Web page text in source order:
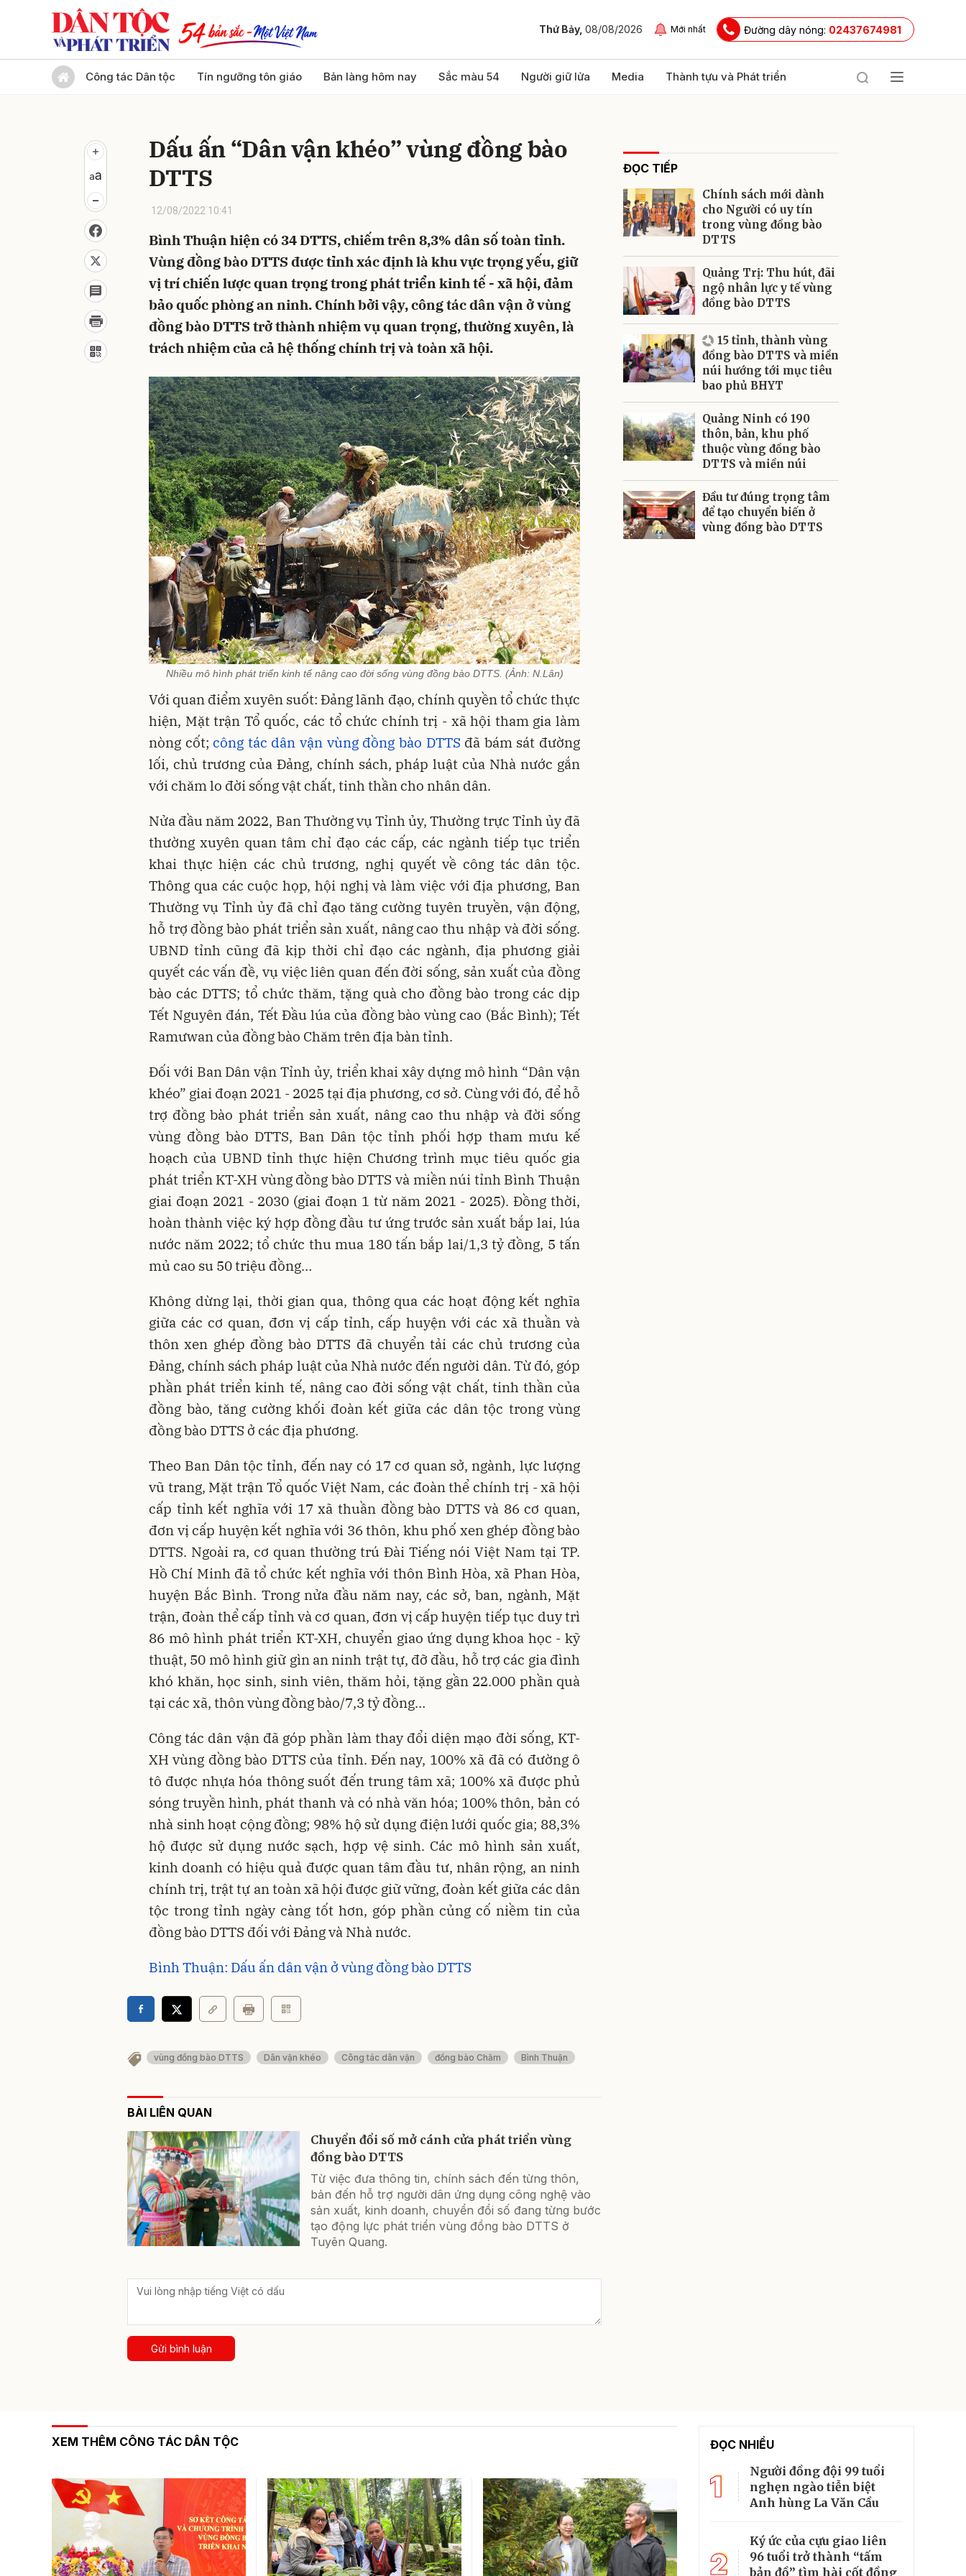
Thứ Bảy, 08/08/2026 Mới nhất Đường dây nóng: 02437674981
Công tác Dân tộc Tín ngưỡng tôn giáo Bản làng hôm nay Sắc màu 54 Người giữ lửa Media Thành tựu và Phát triển
Dấu ấn “Dân vận khéo” vùng đồng bào
DTTS
12/08/2022 10:41
Bình Thuận hiện có 34 DTTS, chiếm trên 8,3% dân số toàn tỉnh.
Vùng đồng bào DTTS được tỉnh xác định là khu vực trọng yếu, giữ
vị trí chiến lược quan trọng trong phát triển kinh tế - xã hội, đảm
bảo quốc phòng an ninh. Chính bởi vậy, công tác dân vận ở vùng
đồng bào DTTS trở thành nhiệm vụ quan trọng, thường xuyên, là
trách nhiệm của cả hệ thống chính trị và toàn xã hội.
Nhiều mô hình phát triển kinh tế nâng cao đời sống vùng đồng bào DTTS. (Ảnh: N.Lân)
Với quan điểm xuyên suốt: Đảng lãnh đạo, chính quyền tổ chức thực
hiện, Mặt trận Tổ quốc, các tổ chức chính trị - xã hội tham gia làm
nòng cốt;công tác dân vận vùng đồng bào DTTS đã bám sát đường
lối, chủ trương của Đảng, chính sách, pháp luật của Nhà nước gắn
với chăm lo đời sống vật chất, tinh thần cho nhân dân.
Nửa đầu năm 2022, Ban Thường vụ Tỉnh ủy, Thường trực Tỉnh ủy đã
thường xuyên quan tâm chỉ đạo các cấp, các ngành tiếp tục triển
khai thực hiện các chủ trương, nghị quyết về công tác dân tộc.
Thông qua các cuộc họp, hội nghị và làm việc với địa phương, Ban
Thường vụ Tỉnh ủy đã chỉ đạo tăng cường tuyên truyền, vận động,
hỗ trợ đồng bào phát triển sản xuất, nâng cao thu nhập và đời sống.
UBND tỉnh cũng đã kịp thời chỉ đạo các ngành, địa phương giải
quyết các vấn đề, vụ việc liên quan đến đời sống, sản xuất của đồng
bào các DTTS; tổ chức thăm, tặng quà cho đồng bào trong các dịp
Tết Nguyên đán, Tết Đầu lúa của đồng bào vùng cao (Bắc Bình); Tết
Ramưwan của đồng bào Chăm trên địa bàn tỉnh.
Đối với Ban Dân vận Tỉnh ủy, triển khai xây dựng mô hình “Dân vận
khéo” giai đoạn 2021 - 2025 tại địa phương, cơ sở. Cùng với đó, để hỗ
trợ đồng bào phát triển sản xuất, nâng cao thu nhập và đời sống
vùng đồng bào DTTS, Ban Dân tộc tỉnh phối hợp tham mưu kế
hoạch của UBND tỉnh thực hiện Chương trình mục tiêu quốc gia
phát triển KT-XH vùng đồng bào DTTS và miền núi tỉnh Bình Thuận
giai đoạn 2021 - 2030 (giai đoạn 1 từ năm 2021 - 2025). Đồng thời,
hoàn thành việc ký hợp đồng đầu tư ứng trước sản xuất bắp lai, lúa
nước năm 2022; tổ chức thu mua 180 tấn bắp lai/1,3 tỷ đồng, 5 tấn
mủ cao su 50 triệu đồng…
Không dừng lại, thời gian qua, thông qua các hoạt động kết nghĩa
giữa các cơ quan, đơn vị cấp tỉnh, cấp huyện với các xã thuần và
thôn xen ghép đồng bào DTTS đã chuyển tải các chủ trương của
Đảng, chính sách pháp luật của Nhà nước đến người dân. Từ đó, góp
phần phát triển kinh tế, nâng cao đời sống vật chất, tinh thần của
đồng bào, tăng cường khối đoàn kết giữa các dân tộc trong vùng
đồng bào DTTS ở các địa phương.
Theo Ban Dân tộc tỉnh, đến nay có 17 cơ quan sở, ngành, lực lượng
vũ trang, Mặt trận Tổ quốc Việt Nam, các đoàn thể chính trị - xã hội
cấp tỉnh kết nghĩa với 17 xã thuần đồng bào DTTS và 86 cơ quan,
đơn vị cấp huyện kết nghĩa với 36 thôn, khu phố xen ghép đồng bào
DTTS. Ngoài ra, cơ quan thường trú Đài Tiếng nói Việt Nam tại TP.
Hồ Chí Minh đã tổ chức kết nghĩa với thôn Bình Hòa, xã Phan Hòa,
huyện Bắc Bình. Trong nửa đầu năm nay, các sở, ban, ngành, Mặt
trận, đoàn thể cấp tỉnh và cơ quan, đơn vị cấp huyện tiếp tục duy trì
86 mô hình phát triển KT-XH, chuyển giao ứng dụng khoa học - kỹ
thuật, 50 mô hình giữ gìn an ninh trật tự, đỡ đầu, hỗ trợ các gia đình
khó khăn, học sinh, sinh viên, thăm hỏi, tặng gần 22.000 phần quà
tại các xã, thôn vùng đồng bào/7,3 tỷ đồng…
Công tác dân vận đã góp phần làm thay đổi diện mạo đời sống, KT-
XH vùng đồng bào DTTS của tỉnh. Đến nay, 100% xã đã có đường ô
tô được nhựa hóa thông suốt đến trung tâm xã; 100% xã được phủ
sóng truyền hình, phát thanh và có nhà văn hóa; 100% thôn, bản có
nhà sinh hoạt cộng đồng; 98% hộ sử dụng điện lưới quốc gia; 88,3%
hộ được sử dụng nước sạch, hợp vệ sinh. Các mô hình sản xuất,
kinh doanh có hiệu quả được quan tâm đầu tư, nhân rộng, an ninh
chính trị, trật tự an toàn xã hội được giữ vững, đoàn kết giữa các dân
tộc trong tỉnh ngày càng tốt hơn, góp phần củng cố niềm tin của
đồng bào DTTS đối với Đảng và Nhà nước.
Bình Thuận: Dấu ấn dân vận ở vùng đồng bào DTTS
vùng đồng bào DTTS Dân vận khéo Công tác dân vận đồng bào Chăm Bình Thuận
BÀI LIÊN QUAN
Chuyển đổi số mở cánh cửa phát triển vùng
đồng bào DTTS
Từ việc đưa thông tin, chính sách đến từng thôn,
bản đến hỗ trợ người dân ứng dụng công nghệ vào
sản xuất, kinh doanh, chuyển đổi số đang từng bước
tạo động lực phát triển vùng đồng bào DTTS ở
Tuyên Quang.
Gửi bình luận
ĐỌC TIẾP
Chính sách mới dành
cho Người có uy tín
trong vùng đồng bào
DTTS
Quảng Trị: Thu hút, đãi
ngộ nhân lực y tế vùng
đồng bào DTTS
15 tỉnh, thành vùng
đồng bào DTTS và miền
núi hướng tới mục tiêu
bao phủ BHYT
Quảng Ninh có 190
thôn, bản, khu phố
thuộc vùng đồng bào
DTTS và miền núi
Đầu tư đúng trọng tâm
để tạo chuyển biến ở
vùng đồng bào DTTS
XEM THÊM CÔNG TÁC DÂN TỘC ĐỌC NHIỀU
1
Người đồng đội 99 tuổi
nghẹn ngào tiễn biệt
Anh hùng La Văn Cầu
2
Ký ức của cựu giao liên
96 tuổi trở thành “tấm
bản đồ” tìm hài cốt đồng
Gửi bình luận
Gửi